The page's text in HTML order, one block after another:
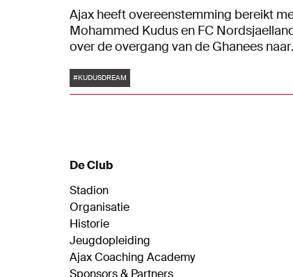
Ajax heeft overeenstemming bereikt
Mohammed Kudus en FC
over de overgang van de Ghanees naar
middenvelder/aanvaller tekent een
dat per direct ingaat en een looptijd
Tags
#KUDUSDREAM
De Club
Stadion
Organisatie
Historie
Jeugdopleiding
Ajax Coaching Academy
Sponsors & Partners